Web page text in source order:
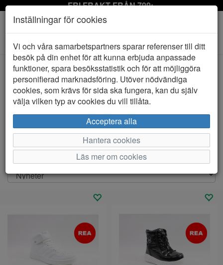
FRI FRAKT FRÅN 799:-
Toggle
navigation
Visa filter
Rea barnskor och juniorskor
Här hittar du massor med fina priser på barnskor och
juniorskor. Rea-priser på ner till halva priset. Handla i but...
Visa mer
Inställningar för cookies
Vi och våra samarbetspartners sparar referenser till ditt
besök på din enhet för att kunna erbjuda anpassade
funktioner, spara besöksstatistik och för att möjliggöra
personifierad marknadsföring. Utöver nödvändiga
cookies, som krävs för sida ska fungera, kan du själv
välja vilken typ av cookies du vill tillåta.
Acceptera alla
Hantera cookies
Läs mer om cookies